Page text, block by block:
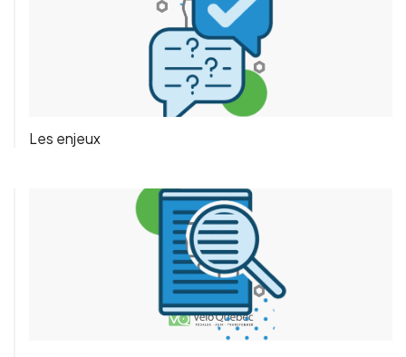
Les enjeux